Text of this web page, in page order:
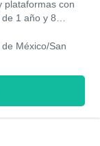
plataformas con
1 año y 8
y
idónea para la
México/San